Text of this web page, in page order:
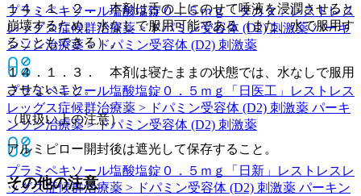
プラミペキソール塩酸塩錠０．５ｍｇ「タカタ」レストレス
レッグス症候群治療薬 > ドパミン受容体 (D2) 刺激薬 パーキ
ンソン治療薬 > ドパミン受容体 (D2) 刺激薬
プラミペキソール塩酸塩錠０．５ｍｇ「日医工」
レストレス
レッグス症候群治療薬 > ドパミン受容体 (D2) 刺激薬 パーキ
ンソン治療薬 > ドパミン受容体 (D2) 刺激薬
プラミペキソール塩酸塩錠０．５ｍｇ「日新」
レストレスレ
ッグス症候群治療薬 > ドパミン受容体 (D2) 刺激薬 パーキン
１４．１．２． 本剤は舌の上にのせて唾液を浸潤させると
崩壊するため、水なしで服用可能である（また、水で服用す
ることもできる）。
１４．１．３． 本剤は寝たままの状態では、水なしで服用
させないこと。
（取扱い上の注意）
アルミピロー開封後は遮光して保存すること。
その他の注意